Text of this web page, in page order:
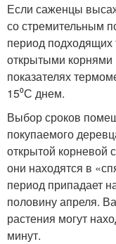
Если саженцы
со стремительным
период подходящих
открытыми корнями
показателях
15⁰С днем.
Выбор сроков
покупаемого
открытой корневой
они находятся в
период припадает
половину апреля.
растения могут
минут.